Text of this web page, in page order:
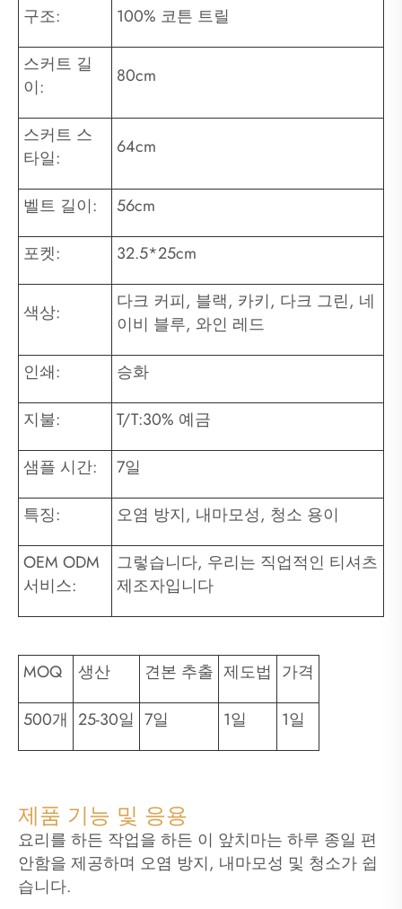
구조: 100% 코튼 트릴
스커트 길
이:
80cm
스커트 스
타일:
64cm
벨트 길이: 56cm
포켓: 32.5*25cm
색상:
다크 커피, 블랙, 카키, 다크 그린, 네
이비 블루, 와인 레드
인쇄: 승화
지불: T/T:30% 예금
샘플 시간: 7일
특징: 오염 방지, 내마모성, 청소 용이
OEM ODM
서비스:
그렇습니다, 우리는 직업적인 티셔츠
제조자입니다
MOQ 생산 견본 추출 제도법 가격
500개 25-30일 7일 1일 1일
제품 기능 및 응용
요리를 하든 작업을 하든 이 앞치마는 하루 종일 편
안함을 제공하며 오염 방지, 내마모성 및 청소가 쉽
습니다.